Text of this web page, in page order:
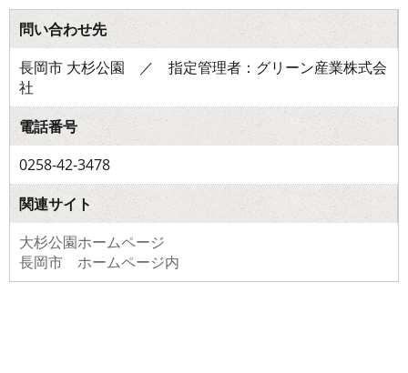
問い合わせ先
長岡市 大杉公園 ／ 指定管理者：グリーン産業株式会
社
電話番号
0258-42-3478
関連サイト
大杉公園ホームページ
長岡市 ホームページ内